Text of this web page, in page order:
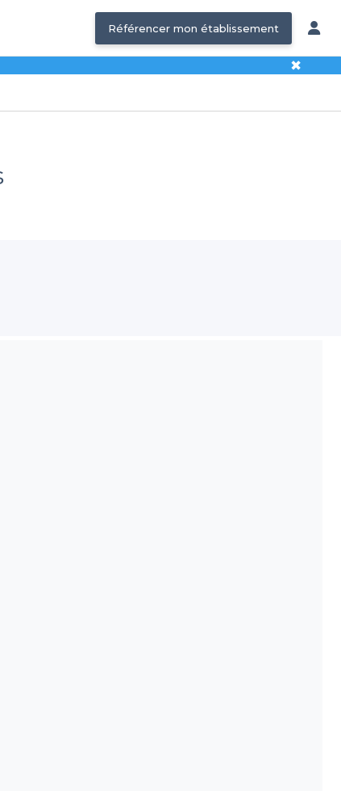
Référencer mon établissement
✖